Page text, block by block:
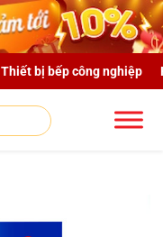
Thiết bị bếp công nghiệp